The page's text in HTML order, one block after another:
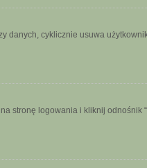
cyklicznie usuwa
stronę logowania i kliknij odnośnik